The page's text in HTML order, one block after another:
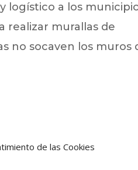
de las Cookies
logístico a los
realizar murallas de
no socaven los muros